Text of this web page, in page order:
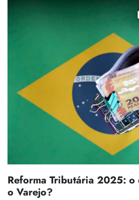
Reforma Tributária 2025: o
o Varejo?